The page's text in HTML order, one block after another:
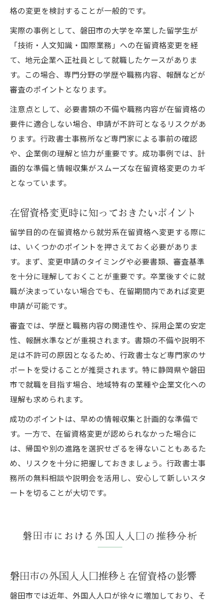
格の変更を検討することが一般的です。
実際の事例として、磐田市の大学を卒業した留学生が
「技術・人文知識・国際業務」への在留資格変更を経
て、地元企業へ正社員として就職したケースがありま
す。この場合、専門分野の学歴や職務内容、報酬などが
審査のポイントとなります。
注意点として、必要書類の不備や職務内容が在留資格の
要件に適合しない場合、申請が不許可となるリスクがあ
ります。行政書士事務所など専門家による事前の確認
や、企業側の理解と協力が重要です。成功事例では、計
画的な準備と情報収集がスムーズな在留資格変更のカギ
となっています。
在留資格変更時に知っておきたいポイント
留学目的の在留資格から就労系在留資格へ変更する際に
は、いくつかのポイントを押さえておく必要がありま
す。まず、変更申請のタイミングや必要書類、審査基準
を十分に理解しておくことが重要です。卒業後すぐに就
職が決まっていない場合でも、在留期間内であれば変更
申請が可能です。
審査では、学歴と職務内容の関連性や、採用企業の安定
性、報酬水準などが重視されます。書類の不備や説明不
足は不許可の原因となるため、行政書士など専門家のサ
ポートを受けることが推奨されます。特に静岡県や磐田
市で就職を目指す場合、地域特有の業種や企業文化への
理解も求められます。
成功のポイントは、早めの情報収集と計画的な準備で
す。一方で、在留資格変更が認められなかった場合に
は、帰国や別の進路を選択せざるを得ないこともあるた
め、リスクを十分に把握しておきましょう。行政書士事
務所の無料相談や説明会を活用し、安心して新しいスタ
ートを切ることが大切です。
磐田市における外国人人口の推移分析
磐田市の外国人人口推移と在留資格の影響
磐田市では近年、外国人人口が徐々に増加しており、そ